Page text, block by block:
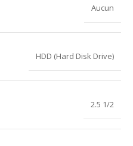
Aucun
HDD (Hard Disk Drive)
2.5 1/2